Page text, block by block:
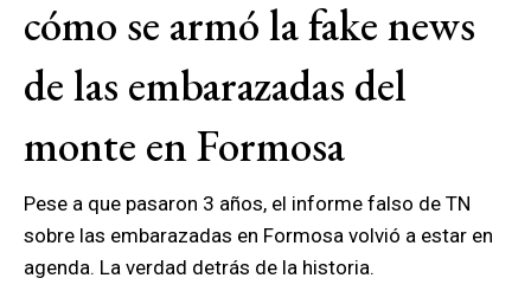
cómo se armó la fake news
de las embarazadas del
monte en Formosa
Pese a que pasaron 3 años, el informe falso de TN
sobre las embarazadas en Formosa volvió a estar en
agenda. La verdad detrás de la historia.